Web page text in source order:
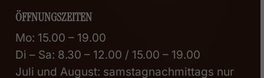
ÖFFNUNGSZEITEN
Mo: 15.00 – 19.00
Di – Sa: 8.30 – 12.00 / 15.00 – 19.00
Juli und August: samstagnachmittags nur